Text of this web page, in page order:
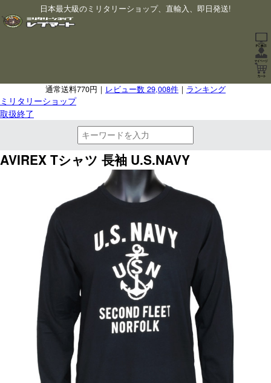
日本最大級のミリタリーショップ、直輸入、即日発送!
通常送料770円｜ レビュー数 29,008件 ｜ ランキング
ミリタリーショップ
取扱終了
AVIREX Tシャツ 長袖 U.S.NAVY